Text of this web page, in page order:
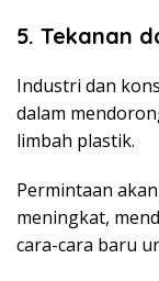
5. Tekanan
Industri dan
dalam
limbah plastik.
Permintaan
meningkat,
cara-cara baru